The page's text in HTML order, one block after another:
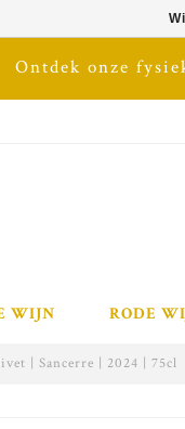
Ontdek onze
WIJN RODE
| Sancerre | 2024 | 75cl